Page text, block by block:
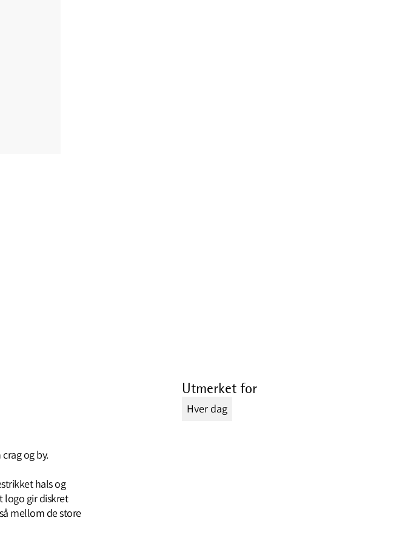
og by.
hals og
logo gir diskret
mellom de store
Utmerket for
Hver dag